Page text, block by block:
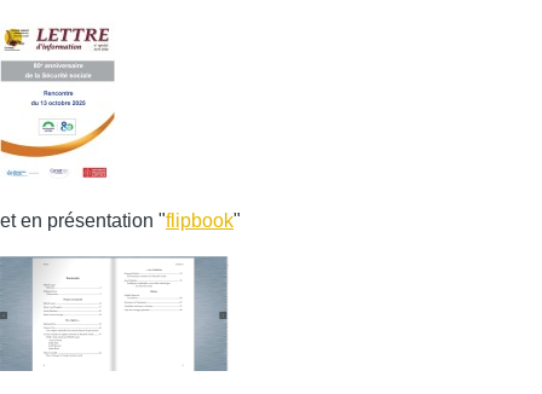
et en présentation "flipbook"